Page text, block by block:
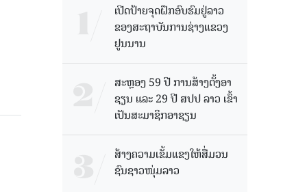
ເປີດປ້າຍຈຸດຝຶກອົບຮົມຢູ່ລາວ
ຂອງສະຖາບັນການຊ່າງແຂວງ
ຢູນນານ
ສະຫຼອງ 59 ປີ ການສ້າງຕັ້ງອາ
ຊຽນ ແລະ 29 ປີ ສປປ ລາວ ເຂົ້າ
ເປັນສະມາຊິກອາຊຽນ
ສ້າງຄວາມເຂັ້ມແຂງໃຫ້ສື່ມວນ
ຊົນຊາວໜຸ່ມລາວ